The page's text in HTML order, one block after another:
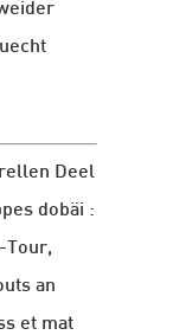
Deel
dobäi :
Tour,
an
et mat